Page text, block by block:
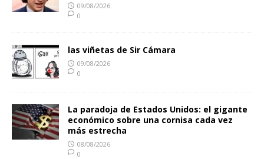
09/08/2026
0
las viñetas de Sir Cámara
09/08/2026
0
La paradoja de Estados Unidos: el gigante
económico sobre una cornisa cada vez
más estrecha
08/08/2026
0